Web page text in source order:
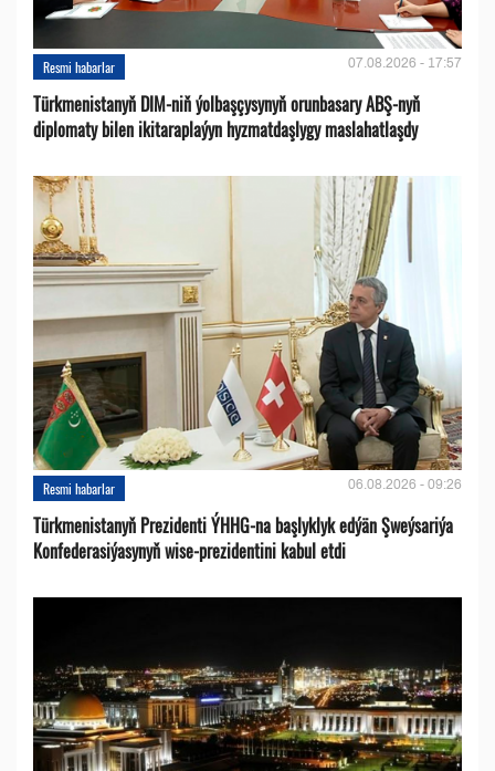
Resmi habarlar 07.08.2026 - 17:57
Türkmenistanyň DIM-niň ýolbaşçysynyň orunbasary ABŞ-nyň
diplomaty bilen ikitaraplaýyn hyzmatdaşlygy maslahatlaşdy
Resmi habarlar 06.08.2026 - 09:26
Türkmenistanyň Prezidenti ÝHHG-na başlyklyk edýän Şweýsariýa
Konfederasiýasynyň wise-prezidentini kabul etdi